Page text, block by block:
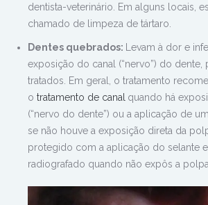
dentista-veterinário. Em alguns locais,
chamado de limpeza de tártaro.
Dentes quebrados:
evam à dor e
exposição do canal (“nervo”) do dente,
tratados. Em geral, o tratamento
o tratamento de canal quando há
(“nervo do dente”) ou a aplicação de um
se não houve a exposição direta da
protegido com a aplicação do selante e
radiografado quando não expôs a polpa.